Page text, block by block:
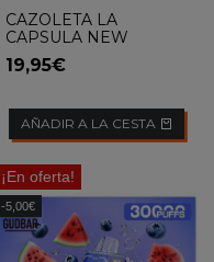
CAZOLETA LA
CAPSULA NEW
BUBBLE V3
19,95€
AÑADIR A LA CESTA
¡En oferta!
-5,00€